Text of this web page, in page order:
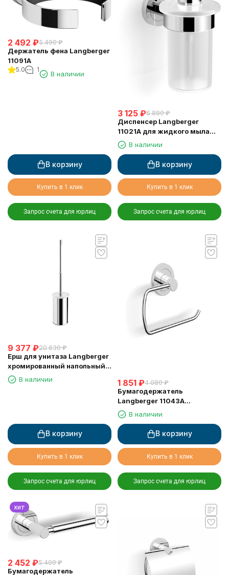
2 492 ₽5 490 ₽
Держатель фена Langberger
11091A
5.0 1
В наличии
В корзину
Купить в 1 клик
Запрос счета для юрлиц
3 125 ₽6 880 ₽
Диспенсер Langberger
11021A для жидкого мыла
стеклянный к стене круглый
В наличии
В корзину
Купить в 1 клик
Запрос счета для юрлиц
9 377 ₽20 630 ₽
Ерш для унитаза Langberger
хромированный напольный
23027BВ наличии
В корзину
Купить в 1 клик
Запрос счета для юрлиц
1 851 ₽4 080 ₽
Бумагодержатель
Langberger 11043A
туалетной бумаги без
крышки квадратный
В наличии
В корзину
Купить в 1 клик
Запрос счета для юрлиц
хит
2 452 ₽5 400 ₽
Бумагодержатель